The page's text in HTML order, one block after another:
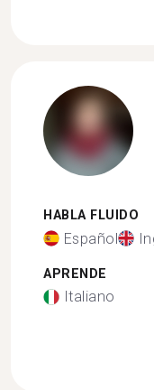
HABLA FLUIDO
Español
APRENDE
Italiano